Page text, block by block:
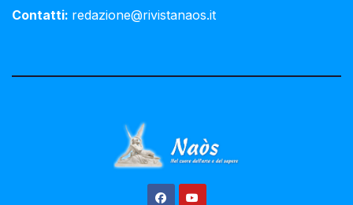
Contatti: redazione@rivistanaos.it